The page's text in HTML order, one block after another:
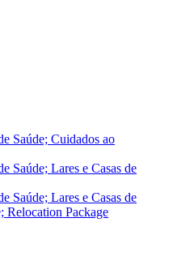
Saúde; Cuidados ao
Saúde; Lares e Casas de
Saúde; Lares e Casas de
Relocation Package